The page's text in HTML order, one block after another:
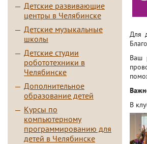
Детские развивающие
центры в Челябинске
Детские музыкальные
школы
Детские студии
робототехники в
Челябинске
Дополнительное
образование детей
Курсы по
компьютерному
программированию для
детей в Челябинске
Для
Ваш
В